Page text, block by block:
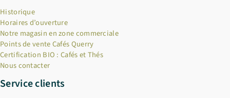
Historique
Horaires d’ouverture
Notre magasin en zone commerciale
Points de vente Cafés Querry
Certification BIO : Cafés et Thés
Nous contacter
Service clients